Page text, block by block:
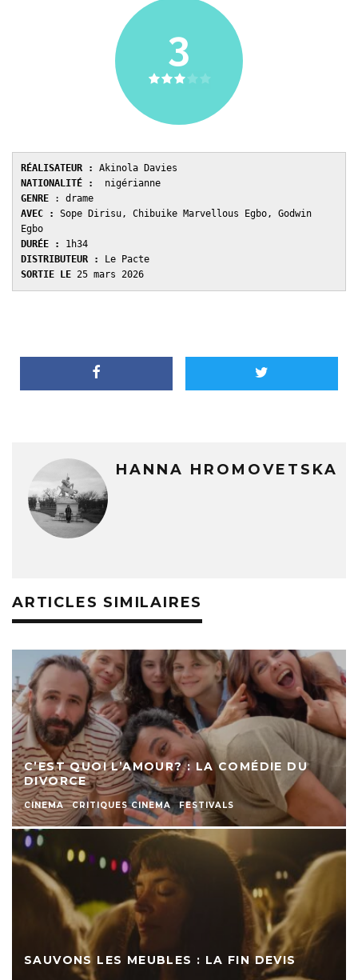
3
RÉALISATEUR :
Akinola Davies
NATIONALITÉ :
  nigérianne
GENRE
: drame
AVEC : Sope Dirisu, Chibuike Marvellous Egbo, Godwin
Egbo
DURÉE : 1h34
DISTRIBUTEUR :
Le Pacte
SORTIE LE 25 mars 2026
HANNA HROMOVETSKA
ARTICLES SIMILAIRES
C’EST QUOI L’AMOUR? : LA COMÉDIE DU
DIVORCE
CINEMA CRITIQUES CINEMA FESTIVALS
SAUVONS LES MEUBLES : LA FIN DEVIS